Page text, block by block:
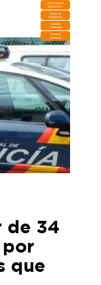
DESCARGA
MIRAPLAY
Buzón de
Sugerencias
Contratar
Publicidad
Contacto
Comercial
de 34
por
que